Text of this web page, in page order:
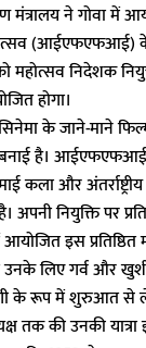
मंत्रालय ने गोवा में
(आईएफएफआई)
महोत्सव निदेशक
होगा।
के जाने-माने फिल्म
है।
कला और
अपनी नियुक्ति पर
इस
लिए गर्व और खुशी
के रूप में शुरुआत से
तक की उनकी